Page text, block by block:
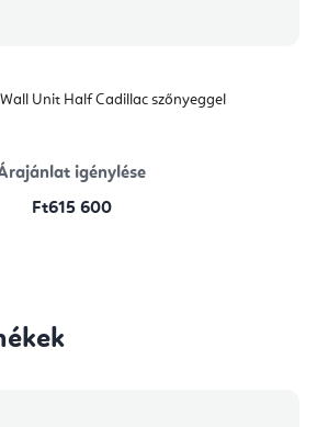
Unit Half Cadillac szőnyeggel
igénylése
Ft615 600